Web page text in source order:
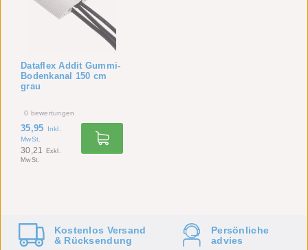
Dataflex Addit Gummi-
Bodenkanal 150 cm
grau
0 bewertungen
35,95
Inkl.
MwSt.
30,21
Exkl.
MwSt.
Kostenlos Versand
& Rücksendung
Persönliche
advies